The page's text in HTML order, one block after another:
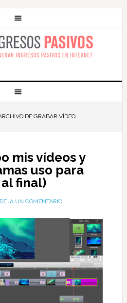
DE GRABAR VÍDEO
mis vídeos y
uso para
final)
DEJA UN COMENTARIO